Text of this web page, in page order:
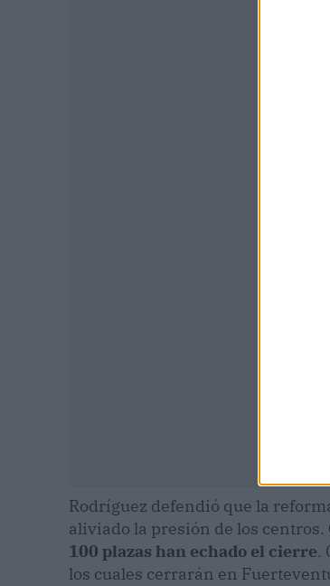
Rodríguez defendió que la
aliviado la presión de los centros.
100 plazas han echado el cierre.
los cuales cerrarán en